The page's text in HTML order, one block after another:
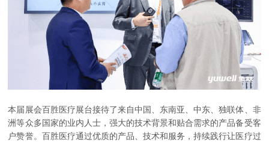
本届展会百胜医疗展台接待了来自中国、东南亚、中东、独联体、非
洲等众多国家的业内人士，强大的技术背景和贴合需求的产品备受客
户赞誉。百胜医疗通过优质的产品、技术和服务，持续践行让医疗过